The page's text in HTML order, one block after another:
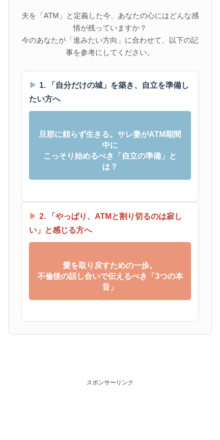
夫を「ATM」と定義した今、あなたの心にはどんな感
情が残っていますか？
今のあなたが「進みたい方向」に合わせて、以下の記
事を参考にしてください。
▶ 1. 「自分だけの城」を築き、自立を準備し
たい方へ
旦那に頼らず生きる。サレ妻がATM期間
中に
こっそり始めるべき「自立の準備」と
は？
▶ 2. 「やっぱり、ATMと割り切るのは寂し
い」と感じる方へ
愛を取り戻すための一歩。
不倫後の話し合いで伝えるべき「3つの本
音」
スポンサーリンク